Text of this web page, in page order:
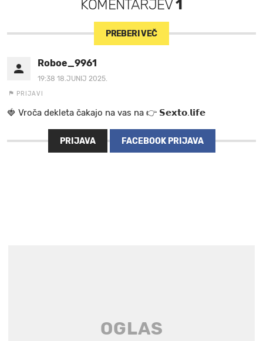
KOMENTARJEV1
PREBERI VEČ
Roboe_9961
19:38 18.JUNIJ 2025.
PRIJAVI
🍓 V r o č a d e k l e t a ča k a jo na va s n a 👉 𝗦𝗲𝘅𝘁𝗼.𝗹𝗶𝗳𝗲
PRIJAVA FACEBOOK PRIJAVA